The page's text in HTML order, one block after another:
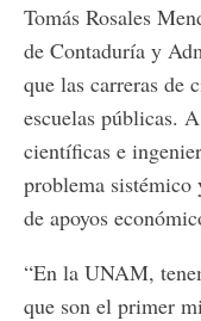
Tomás Rosales
de Contaduría y
que las carreras de
escuelas públicas.
científicas e
problema
de apoyos
“En la UNAM,
que son el primer